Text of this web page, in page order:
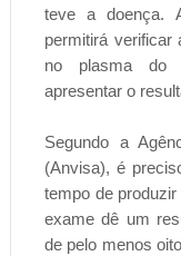
teve a doença.
permitirá verificar
no plasma do
apresentar o
Segundo a
(Anvisa), é
tempo de
exame dê um
de pelo menos